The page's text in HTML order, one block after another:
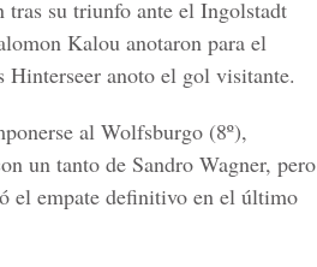
su triunfo ante el Ingolstadt
Kalou anotaron para el
anoto el gol visitante.
al Wolfsburgo (8º),
un tanto de Sandro Wagner, pero
el empate definitivo en el último